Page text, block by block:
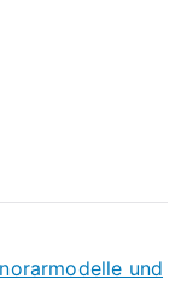
und